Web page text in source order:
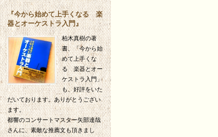
『今から始めて上手くなる 楽
器とオーケストラ入門』
柏木真樹の著
書、「今から始
めて上手くな
る 楽器とオー
ケストラ入門」
も、好評をいた
だいております。ありがとうござい
ます。
都響のコンサートマスター矢部達哉
さんに、素敵な推薦文も頂きまし